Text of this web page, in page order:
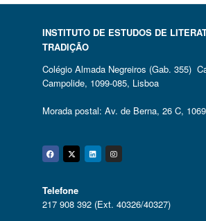
INSTITUTO DE ESTUDOS DE
TRADIÇÃO
Colégio Almada Negreiros (Gab. 355)
Campolide, 1099-085, Lisboa
Morada postal: Av. de Berna, 26 C,
Facebook
Twitter
Linkedin
Instagram
Telefone
217 908 392 (Ext. 40326/40327)